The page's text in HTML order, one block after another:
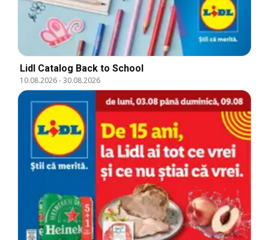
Lidl Catalog Back to School
10.08.2026-30.08.2026